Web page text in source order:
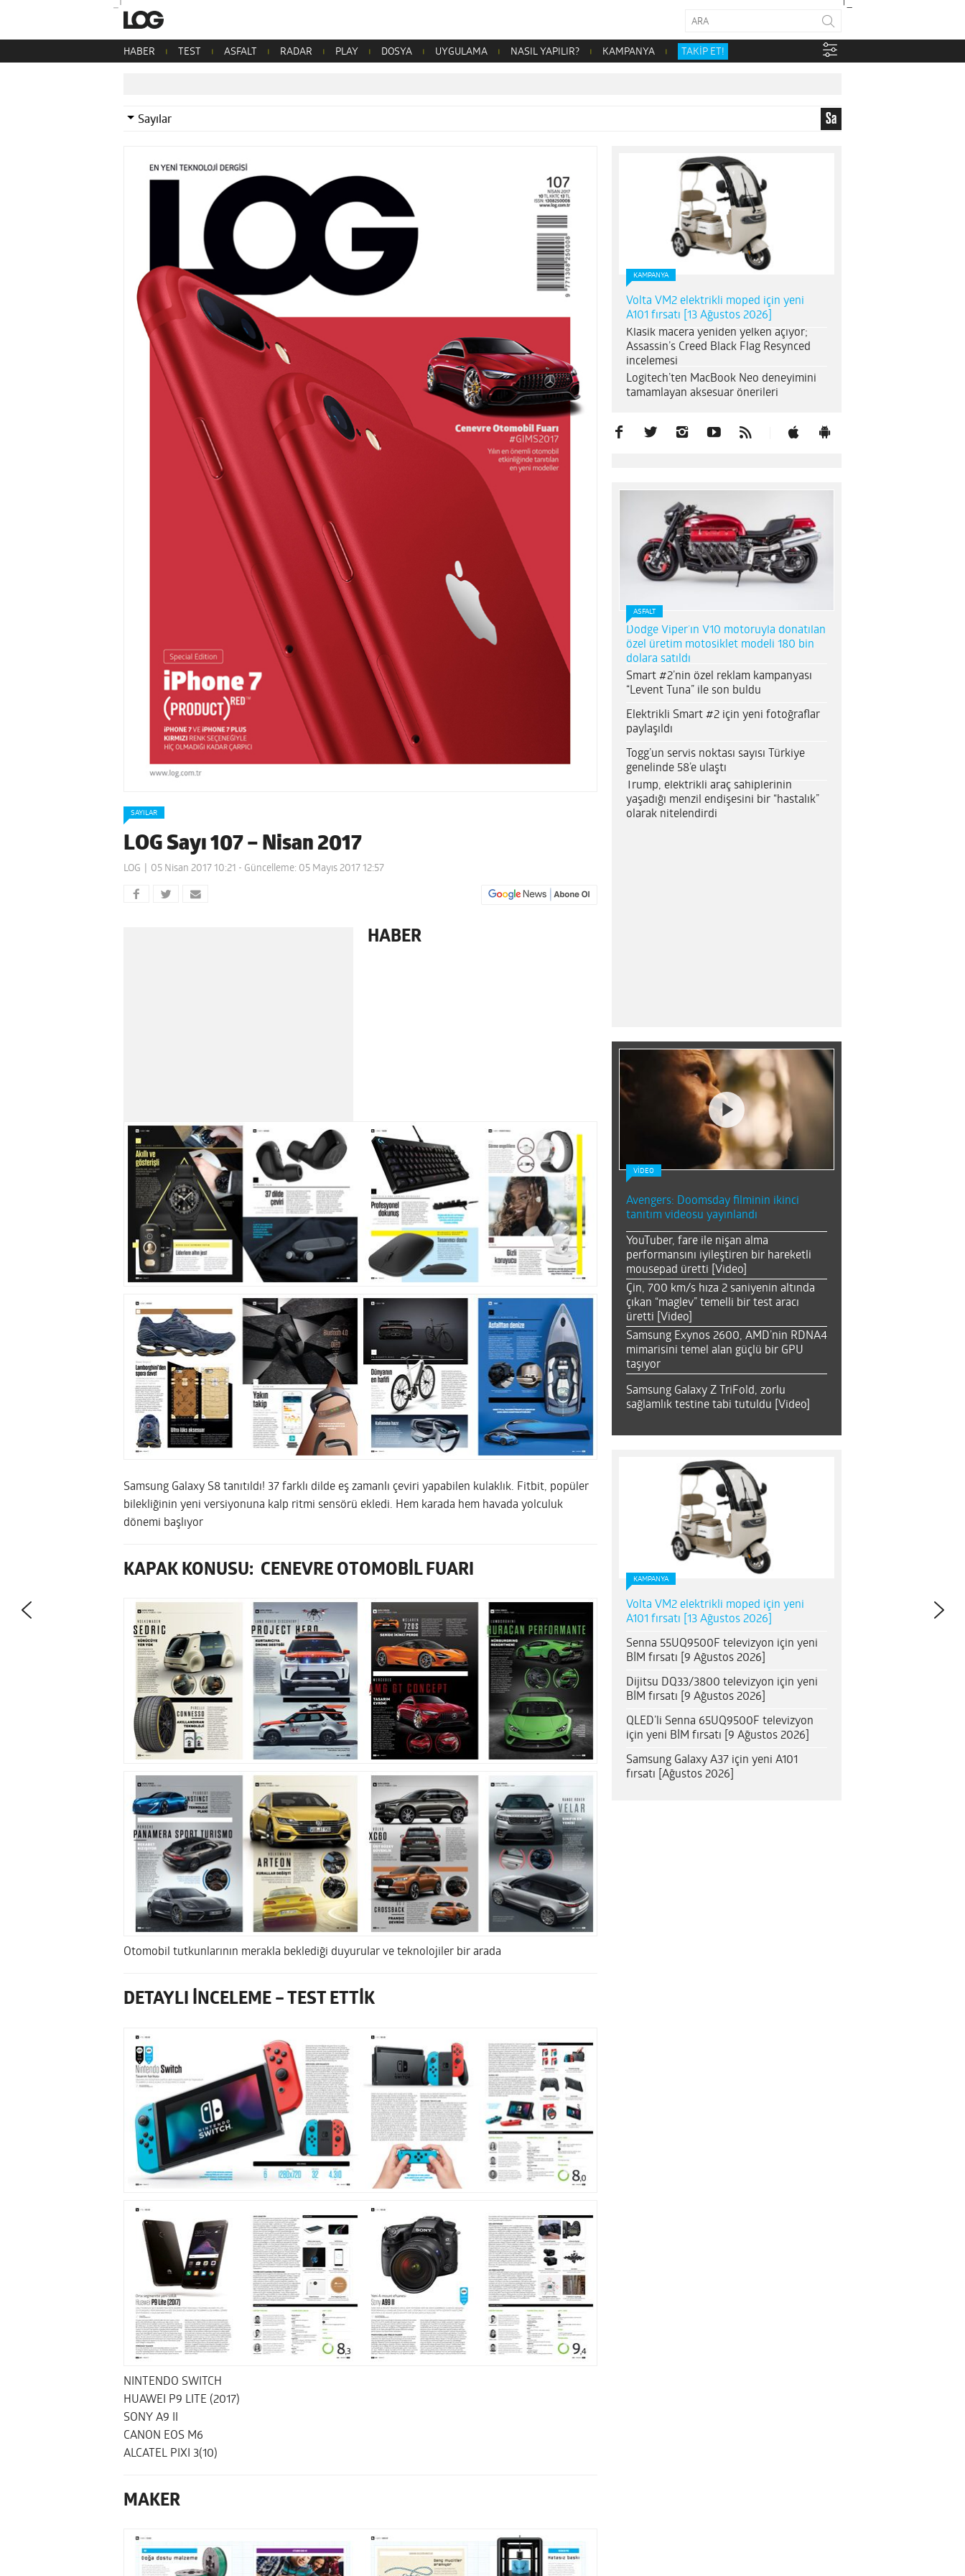
HABER TEST ASFALT RADAR PLAY DOSYA UYGULAMA NASIL YAPILIR? KAMPANYA TAKİP ET!
Sayılar Sa
SAYILAR
LOG Sayı 107 – Nisan 2017
LOG 05 Nisan 2017 10:21 - Güncelleme: 05 Mayıs 2017 12:57
HABER
Samsung Galaxy S8 tanıtıldı! 37 farklı dilde eş zamanlı çeviri yapabilen kulaklık. Fitbit, popüler
bilekliğinin yeni versiyonuna kalp ritmi sensörü ekledi. Hem karada hem havada yolculuk
dönemi başlıyor
KAPAK KONUSU: CENEVRE OTOMOBİL FUARI
Otomobil tutkunlarının merakla beklediği duyurular ve teknolojiler bir arada
DETAYLI İNCELEME – TEST ETTİK
NINTENDO SWITCH
HUAWEI P9 LITE (2017)
SONY A9 II
CANON EOS M6
ALCATEL PIXI 3(10)
MAKER
KAMPANYA
Volta VM2 elektrikli moped için yeni
A101 fırsatı [13 Ağustos 2026]
Klasik macera yeniden yelken açıyor;
Assassin’s Creed Black Flag Resynced
incelemesi
Logitech’ten MacBook Neo deneyimini
tamamlayan aksesuar önerileri
ASFALT
Dodge Viper’ın V10 motoruyla donatılan
özel üretim motosiklet modeli 180 bin
dolara satıldı
Smart #2’nin özel reklam kampanyası
“Levent Tuna” ile son buldu
Elektrikli Smart #2 için yeni fotoğraflar
paylaşıldı
Togg’un servis noktası sayısı Türkiye
genelinde 58’e ulaştı
Trump, elektrikli araç sahiplerinin
yaşadığı menzil endişesini bir “hastalık”
olarak nitelendirdi
VİDEO
Avengers: Doomsday filminin ikinci
tanıtım videosu yayınlandı
YouTuber, fare ile nişan alma
performansını iyileştiren bir hareketli
mousepad üretti [Video]
Çin, 700 km/s hıza 2 saniyenin altında
çıkan “maglev” temelli bir test aracı
üretti [Video]
Samsung Exynos 2600, AMD’nin RDNA4
mimarisini temel alan güçlü bir GPU
taşıyor
Samsung Galaxy Z TriFold, zorlu
sağlamlık testine tabi tutuldu [Video]
KAMPANYA
Volta VM2 elektrikli moped için yeni
A101 fırsatı [13 Ağustos 2026]
Senna 55UQ9500F televizyon için yeni
BİM fırsatı [9 Ağustos 2026]
Dijitsu DQ33/3800 televizyon için yeni
BİM fırsatı [9 Ağustos 2026]
QLED’li Senna 65UQ9500F televizyon
için yeni BİM fırsatı [9 Ağustos 2026]
Samsung Galaxy A37 için yeni A101
fırsatı [Ağustos 2026]